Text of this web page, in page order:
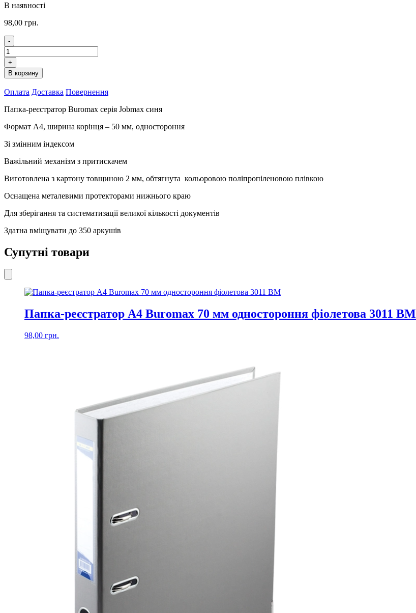
В наявності
98,00 грн.
-
Папка-
реєстратор
А4
Buromax
мм
одностороння
синя
3012
ВМ
кількість
+
В корзину
Оплата Доставка Повернення
Папка-реєстратор Buromax серія Jobmax синя
Формат А4, ширина корінця – 50 мм, одностороння
Зі змінним індексом
Важільний механізм з притискачем
Виготовлена з картону товщиною 2 мм, обтягнута кольоровою поліпропіленовою плівкою
Оснащена металевими протекторами нижнього краю
Для зберігання та систематизації великої кількості документів
Здатна вміщувати до 350 аркушів
Супутні товари
Папка-реєстратор А4 Buromax 70 мм одностороння фіолетова 3011 ВМ
98,00 грн.